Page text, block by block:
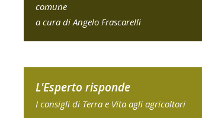
comune
a cura di Angelo Frascarelli
L'Esperto risponde
I consigli di Terra e Vita agli agricoltori